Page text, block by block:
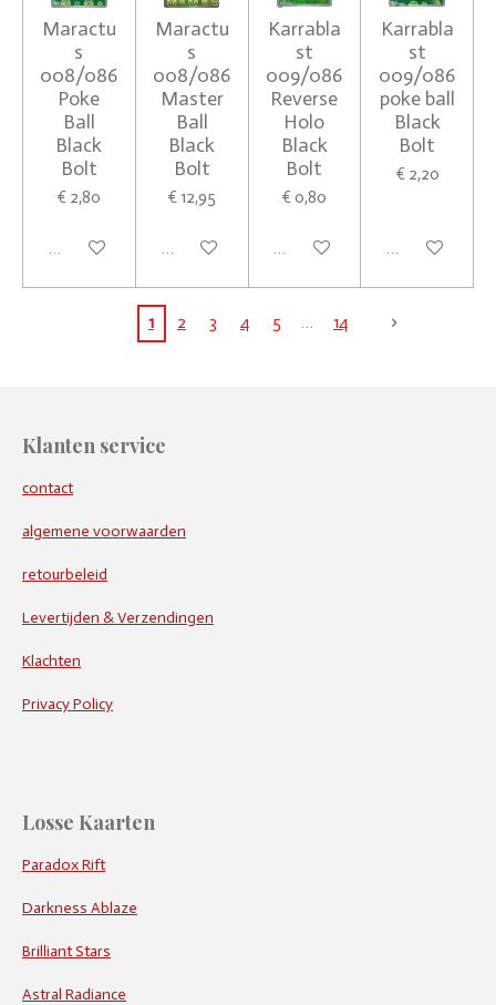
Maractu
s
008/086
Poke
Ball
Black
Bolt
€ 2,80
In winkelwagen
Maractu
s
008/086
Master
Ball
Black
Bolt
€ 12,95
Houd mij op de hoogte
Karrabla
st
009/086
Reverse
Holo
Black
Bolt
€ 0,80
In winkelwagen
Karrabla
st
009/086
poke ball
Black
Bolt
€ 2,20
In winkelwagen
1 2 3 4 5 14
Klanten service
contact
algemene voorwaarden
retourbeleid
Levertijden & Verzendingen
Klachten
Privacy Policy
Losse Kaarten
Paradox Rift
Darkness Ablaze
Brilliant Stars
Astral Radiance